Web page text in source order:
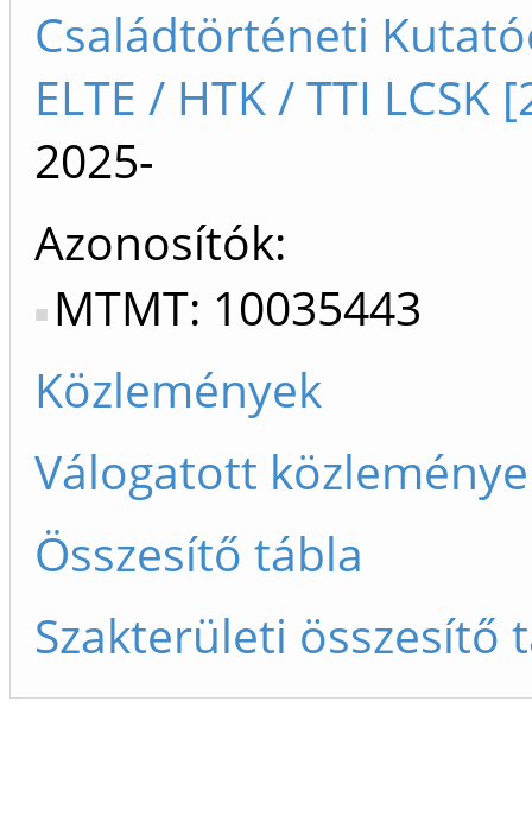
Családtörténeti
ELTE / HTK / TTI LCSK
2025-
Azonosítók
MTMT: 10035443
Közlemények
Válogatott
Összesítő tábla
Szakterületi összesítő